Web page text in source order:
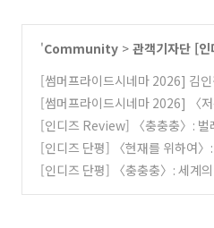
'Community > 관객기자단 [인
[썸머프라이드시네마 2026] 김인
뷰: 단단한 사람이 되어 건네는 위
[썸머프라이드시네마 2026] 〈
요?〉 신승은 감독 인터뷰: 우리
기쁨 (1)
[인디즈 Review] 〈충충충〉: 벌
우다.
(0)
[인디즈 단평] 〈현재를 위하여〉
기
(0)
[인디즈 단평] 〈충충충〉: 세계